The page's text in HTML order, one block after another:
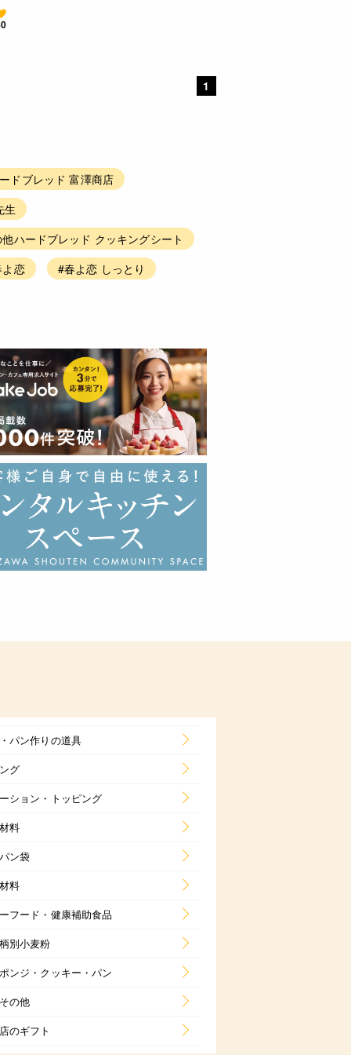
1
ドブレッド 富澤商店
生
ハードブレッド クッキングシート
恋
#春よ恋 しっとり
パン作りの道具
グ
ション・トッピング
料
ン袋
料
フード・健康補助食品
別小麦粉
ンジ・クッキー・パン
の他
のギフト